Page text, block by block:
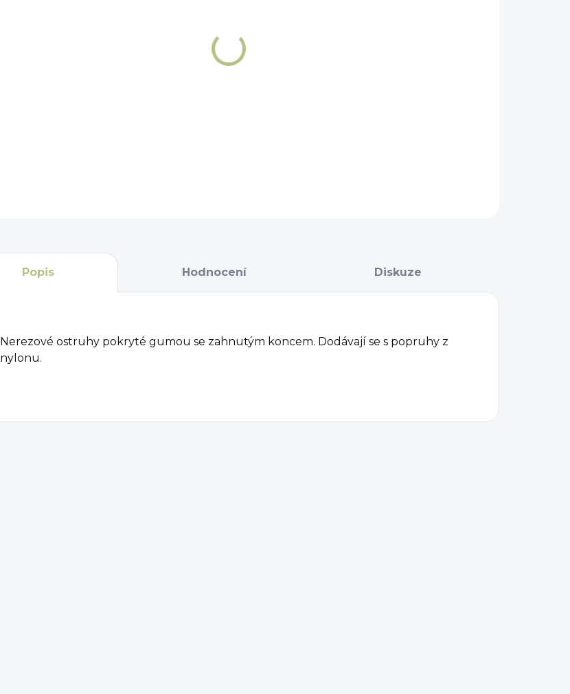
Popis Hodnocení Diskuze
Nerezové ostruhy pokryté gumou se zahnutým koncem. Dodávají se s popruhy z
nylonu.